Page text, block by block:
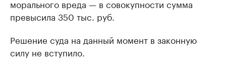
морального вреда — в совокупности сумма
превысила 350 тыс. руб.
Решение суда на данный момент в законную
силу не вступило.